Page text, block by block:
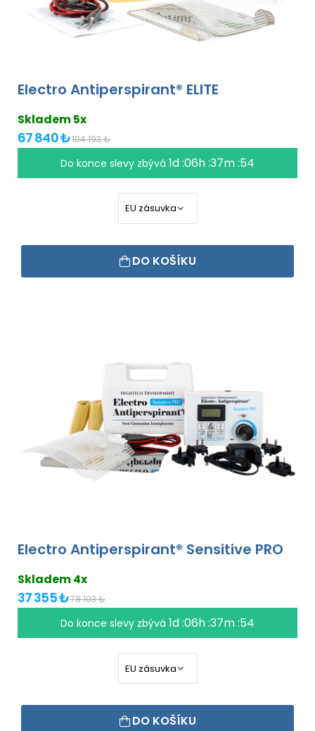
Electro Antiperspirant® ELITE
Skladem 5x
67 840 ₺104 193 ₺
Do konce slevy zbývá 1d :06h :37m :54
DO KOŠÍKU
Electro Antiperspirant® Sensitive PRO
Skladem 4x
37 355 ₺78 193 ₺
Do konce slevy zbývá 1d :06h :37m :54
DO KOŠÍKU